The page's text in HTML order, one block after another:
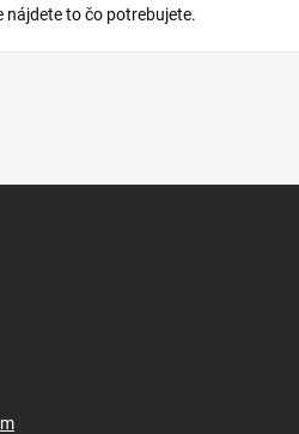
nájdete to čo potrebujete.